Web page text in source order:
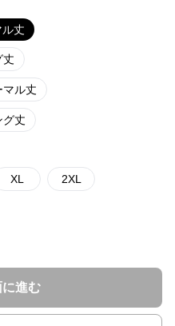
丈
丈
マル丈
グ丈
XL 2XL
に進む